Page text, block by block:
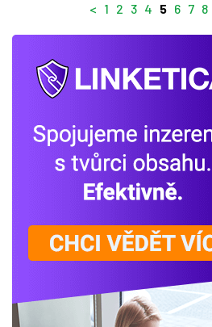
< 1 2 3 4 5 6 7 8